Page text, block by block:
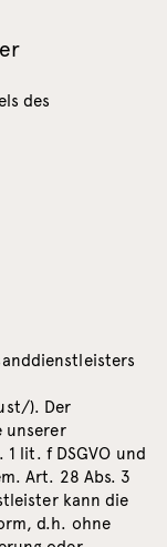
des
). Der
unserer
lit. f DSGVO und
Art. 28 Abs. 3
kann die
d.h. ohne